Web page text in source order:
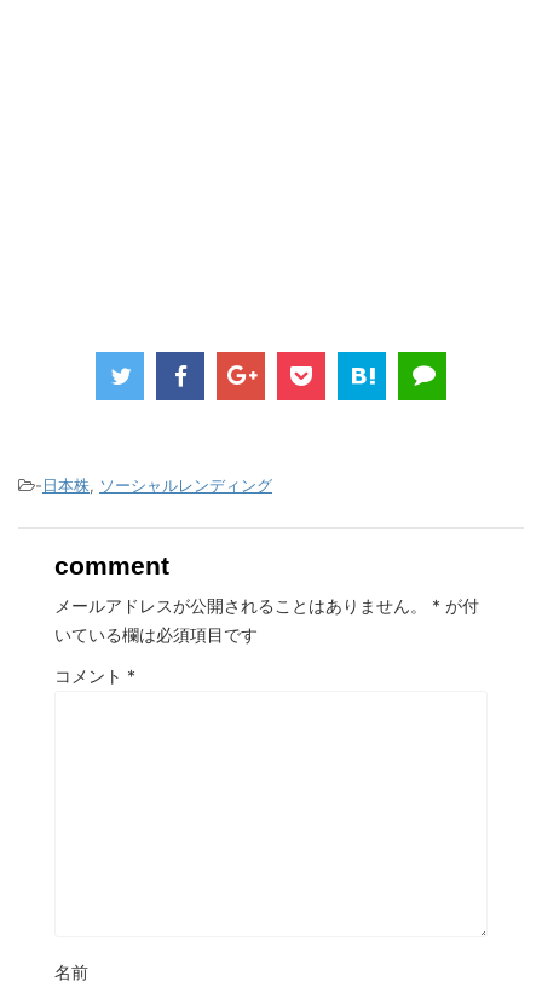
-日本株, ソーシャルレンディング
comment
メールアドレスが公開されることはありません。 * が付
いている欄は必須項目です
コメント *
名前